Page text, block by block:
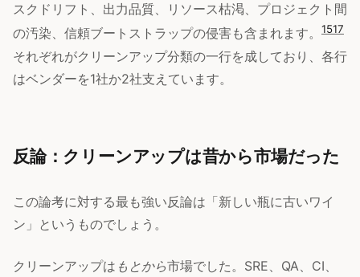
スクドリフト、出力品質、リソース枯渇、プロジェクト間
の汚染、信頼ブートストラップの侵害も含まれます。
1517
それぞれがクリーンアップ分類の一行を成しており、各行
はベンダーを1社か2社支えています。
反論：クリーンアップは昔から市場だった
この論考に対する最も強い反論は「新しい瓶に古いワイ
ン」というものでしょう。
クリーンアップは もとから市場でした。SRE、QA、CI、